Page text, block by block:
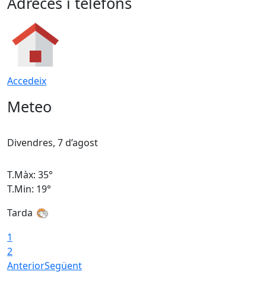
Accedeix
Meteo
Divendres, 7 d’agost
T.Màx: 35°
T.Min: 19°
Tarda
1
2
AnteriorSegüent